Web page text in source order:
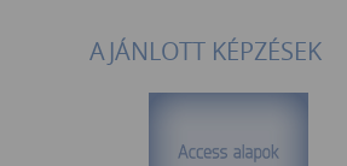
AJÁNLOTT KÉPZÉSEK